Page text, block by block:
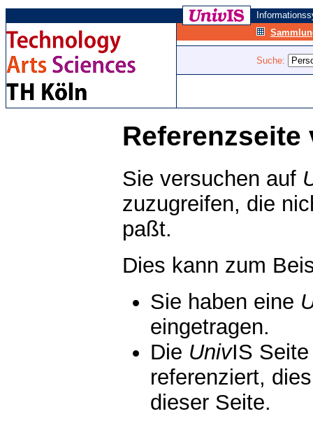
Suche:
Referenzseite
Sie versuchen auf
zuzugreifen, die
paßt.
Dies kann zum
Sie haben eine
eingetragen.
Die UnivIS
referenziert,
dieser Seite.